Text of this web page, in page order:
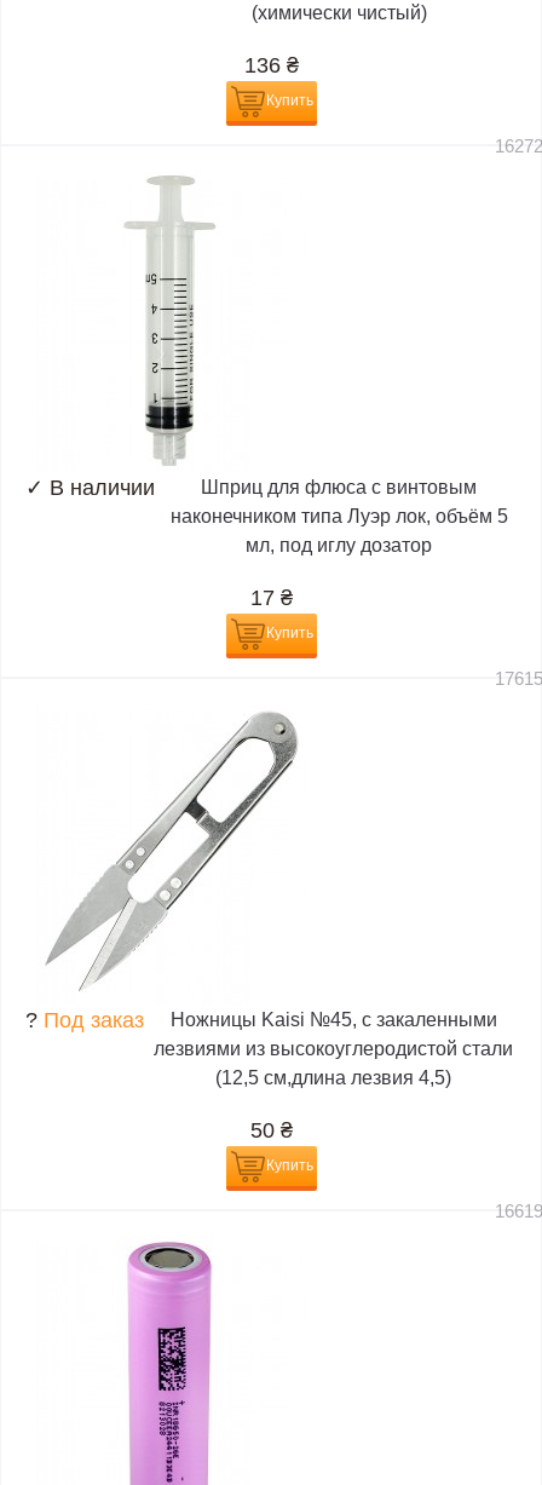
(химически чистый)
136 ₴
Купить
✓ В наличии
Шприц для флюса с винтовым
наконечником типа Луэр лок, объём 5
мл, под иглу дозатор
17 ₴
Купить
? Под заказ
Ножницы Kaisi №45, с закаленными
лезвиями из высокоуглеродистой стали
(12,5 см,длина лезвия 4,5)
50 ₴
Купить